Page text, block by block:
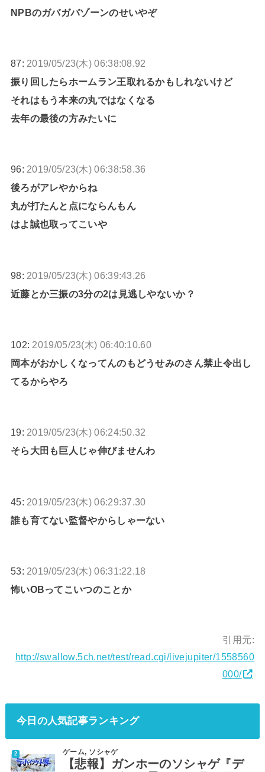
NPBのガバガバゾーンのせいやぞ
87: 2019/05/23(木) 06:38:08.92
振り回したらホームラン王取れるかもしれないけど
それはもう本来の丸ではなくなる
去年の最後の方みたいに
96: 2019/05/23(木) 06:38:58.36
後ろがアレやからね
丸が打たんと点にならんもん
はよ誠也取ってこいや
98: 2019/05/23(木) 06:39:43.26
近藤とか三振の3分の2は見逃しやないか？
102: 2019/05/23(木) 06:40:10.60
岡本がおかしくなってんのもどうせみのさん禁止令出し
てるからやろ
19: 2019/05/23(木) 06:24:50.32
そら大田も巨人じゃ伸びませんわ
45: 2019/05/23(木) 06:29:37.30
誰も育てない監督やからしゃーない
53: 2019/05/23(木) 06:31:22.18
怖いOBってこいつのことか
引用元:
http://swallow.5ch.net/test/read.cgi/livejupiter/1558560
000/
今日の人気記事ランキング
ゲーム, ソシャゲ
【悲報】ガンホーのソシャゲ『デ